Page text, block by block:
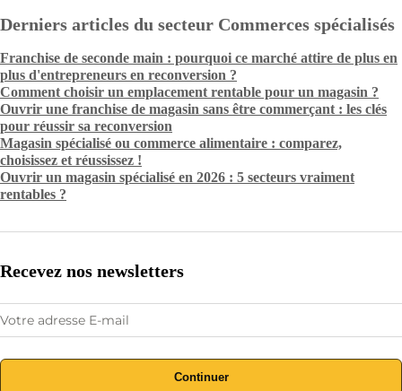
Derniers articles du secteur Commerces spécialisés
Franchise de seconde main : pourquoi ce marché attire de plus en
plus d'entrepreneurs en reconversion ?
Comment choisir un emplacement rentable pour un magasin ?
Ouvrir une franchise de magasin sans être commerçant : les clés
pour réussir sa reconversion
Magasin spécialisé ou commerce alimentaire : comparez,
choisissez et réussissez !
Ouvrir un magasin spécialisé en 2026 : 5 secteurs vraiment
rentables ?
Recevez nos newsletters
Continuer